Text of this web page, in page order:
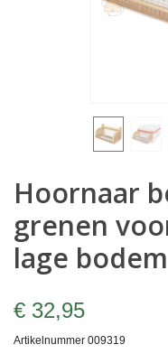
Hoornaar
grenen
lage bodem
€ 32,95
Artikelnummer 009319